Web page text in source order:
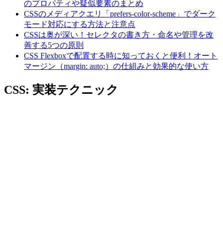
のプロパティや疑似要素のまとめ
CSSのメディアクエリ「prefers-color-scheme」でダーク
モード対応にする方法と注意点
CSSは奥が深い！セレクタの書き方・命名や管理を改
善する5つの原則
CSS Flexboxで配置する時に知っておくと便利！オート
マージン（margin: auto;）の仕組みと効果的な使い方
CSS: 実装テクニック